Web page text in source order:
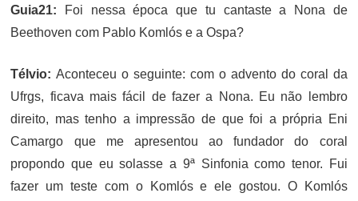
Guia21:
Foi nessa época que tu cantaste a Nona de
Beethoven com Pablo Komlós e a Ospa?
Télvio:Aconteceu o seguinte: com o advento do coral da
Ufrgs, ficava mais fácil de fazer a Nona. Eu não lembro
direito, mas tenho a impressão de que foi a própria Eni
Camargo que me apresentou ao fundador do coral
propondo que eu solasse a 9ª Sinfonia como tenor. Fui
fazer um teste com o Komlós e ele gostou. O Komlós